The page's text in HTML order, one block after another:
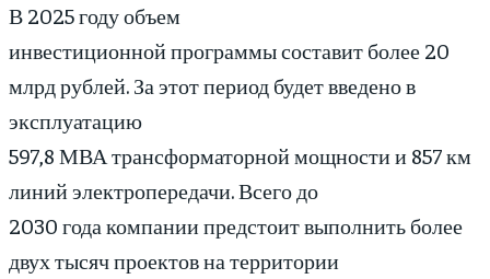
В 2025 году объем
инвестиционной программы составит более 20
млрд рублей. За этот период будет введено в
эксплуатацию
597,8 МВА трансформаторной мощности и 857 км
линий электропередачи. Всего до
2030 года компании предстоит выполнить более
двух тысяч проектов на территории